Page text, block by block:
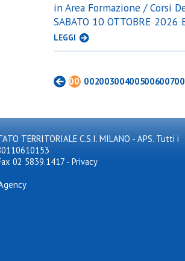
in Area Formazione / Corsi
SABATO 10 OTTOBRE 2026
LEGGI
001002003004005006007
TERRITORIALE C.S.I. MILANO - APS. Tutti i
02 5839.1417 - Privacy